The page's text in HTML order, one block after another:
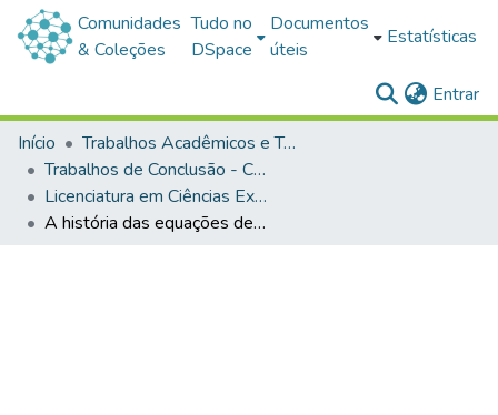
Comunidades
& Coleções
Tudo no
DSpace
Documentos
úteis
Estatísticas
Entrar
Início
Trabalhos Acadêmicos e Técnicos
Trabalhos de Conclusão - Cursos de Graduação
Licenciatura em Ciências Exatas
A história das equações de 2º grau e das funções quadráticas: uma experiência de ensino remoto na Educação Básica